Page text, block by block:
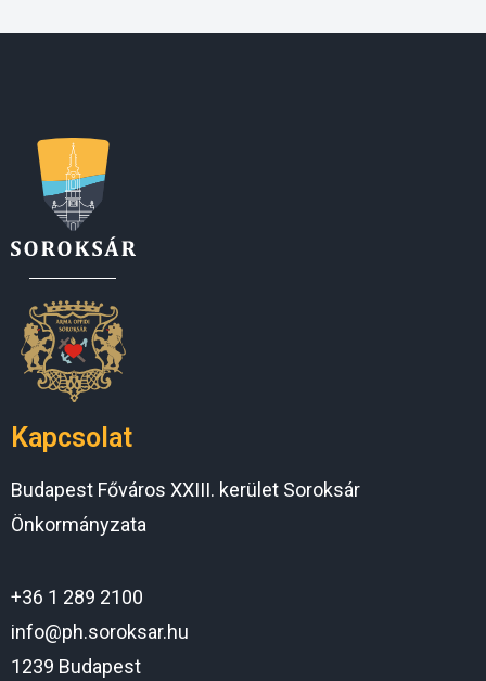
Kapcsolat
Budapest Főváros XXIII. kerület Soroksár
Önkormányzata
+36 1 289 2100
info@ph.soroksar.hu
1239 Budapest